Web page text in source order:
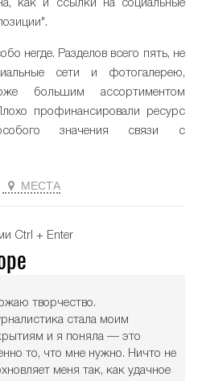
как и ссылки на социальные
негде. Разделов всего пять, не
сети и фотогалерею,
большим ассортиментом
профинансировали ресурс
значения связи с
МЕСТА
Ctrl + Enter
творчество.
стала моим
и я поняла — это
то, что мне нужно. Ничто не
меня так, как удачное